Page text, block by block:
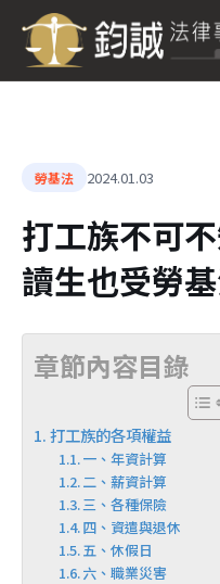
勞基法 2024.01.03
打工族不可
讀生也受勞
章節內容目錄
打工族的各項權益
一、年資計算
二、薪資計算
三、各種保險
四、資遣與退休
五、休假日
六、職業災害